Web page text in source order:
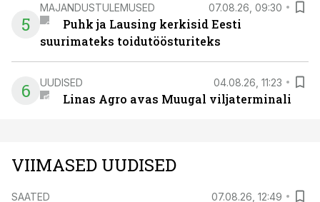
5
MAJANDUSTULEMUSED 07.08.26, 09:30
Puhk ja Lausing kerkisid Eesti
suurimateks toidutöösturiteks
6 UUDISED 04.08.26, 11:23
Linas Agro avas Muugal viljaterminali
VIIMASED UUDISED
SAATED 07.08.26, 12:49